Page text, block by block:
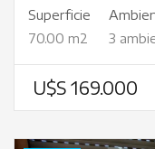
Superficie
70.00 m2
3
U$S 169.000